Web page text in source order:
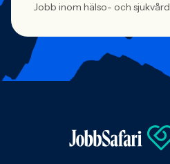
Jobb inom hälso- och sjukvård